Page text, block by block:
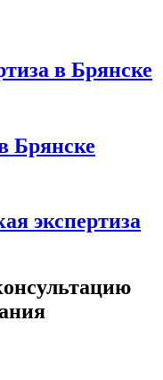
в Брянске
Брянске
экспертиза